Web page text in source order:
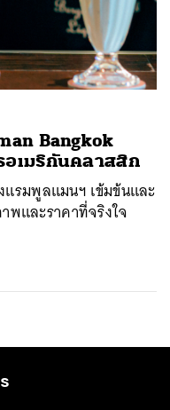
Bangkok
เมริกันคลาสสิก
แรมพูลแมนฯ เข้มข้นและ
และราคาที่จริงใจ
EMAIL